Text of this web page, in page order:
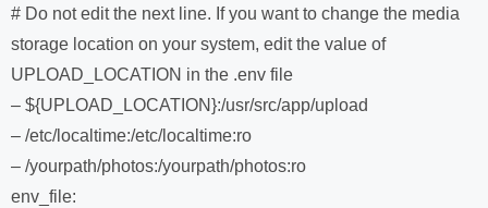
# Do not edit the next line. If you want to change the media
storage location on your system, edit the value of
UPLOAD_LOCATION in the .env file
– ${UPLOAD_LOCATION}:/usr/src/app/upload
– /etc/localtime:/etc/localtime:ro
– /yourpath/photos:/yourpath/photos:ro
env_file: